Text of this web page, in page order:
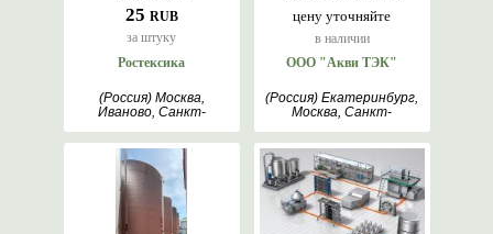
25 RUB
за штуку
Ростексика
(Россия) Москва,
Иваново, Санкт-
Симферополь, Ростов-
на-Дону, Новосибирск,
Воронеж, Краснодар
цену уточняйте
в наличии
ООО "Акви ТЭК"
(Россия) Екатеринбург,
Москва, Санкт-